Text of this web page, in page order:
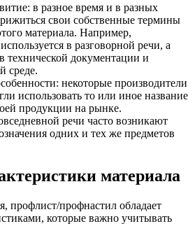
в разное время и в разных
свои собственные термины
материала. Например,
в разговорной речи, а
документации и
среде.
некоторые производители
использовать то или иное название
продукции на рынке.
речи часто возникают
одних и тех же предметов
материала
профлист/профнастил обладает
которые важно учитывать